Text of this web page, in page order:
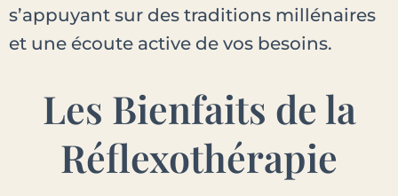
s’appuyant sur des traditions millénaires
et une écoute active de vos besoins.
Les Bienfaits de la
Réflexothérapie